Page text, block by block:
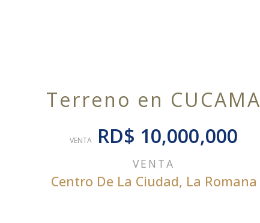
Terreno en CUCAMA
VENTA RD$ 10,000,000
VENTA
Centro De La Ciudad, La Romana